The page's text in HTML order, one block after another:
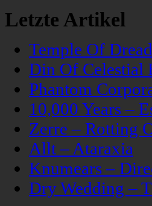
Letzte Artikel
Temple Of
Din Of Celestial
Phantom
10,000 Years –
Zerre – Rotting
Allt – Ataraxia
Knumears –
Dry Wedding –